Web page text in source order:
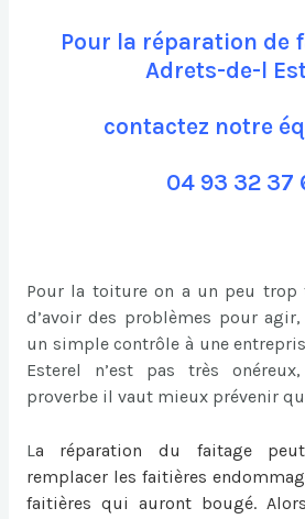
Pour la réparation de
Adrets-de-l
contactez notre
04 93 32 37
Pour la toiture on a un peu trop
d’avoir des problèmes pour
un simple contrôle à une
Esterel n’est pas très
proverbe il vaut mieux prévenir
La réparation du faitage
remplacer les faitières
faitières qui auront bougé.